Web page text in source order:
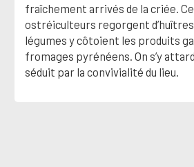
fraîchement arrivés de la criée.
ostréiculteurs regorgent
légumes y côtoient les produits
fromages pyrénéens. On s’y
séduit par la convivialité du lieu.